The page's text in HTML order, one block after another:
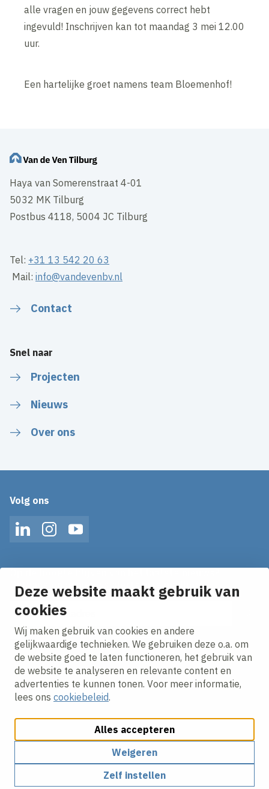
Deze website maakt gebruik van
cookies
Wij maken gebruik van cookies en andere
gelijkwaardige technieken. We gebruiken deze o.a. om
de website goed te laten functioneren, het gebruik van
de website te analyseren en relevante content en
advertenties te kunnen tonen. Voor meer informatie,
lees ons cookiebeleid.
Alles accepteren
Weigeren
Zelf instellen
alle vragen en jouw gegevens correct hebt
ingevuld! Inschrijven kan tot maandag 3 mei 12.00
uur.
Een hartelijke groet namens team Bloemenhof!
Haya van Somerenstraat 4-01
5032 MK Tilburg
Postbus 4118, 5004 JC Tilburg
Tel: +31 13 542 20 63
Mail:info@vandevenbv.nl
Contact
Snel naar
Projecten
Nieuws
Over ons
Volg ons
LinkedInInstagramYouTube
Ontvang onze nieuws alerts in je mailbox!
E-mailadres
Ik ga akkoord met hetprivacy statement.
Cookies aanpassenCookie beleidPrivacy policy
Algemene inkoopvoorwaarden